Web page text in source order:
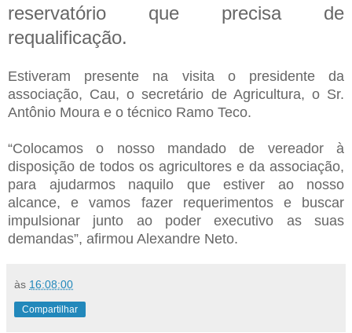
reservatório que precisa de
requalificação.
Estiveram presente na visita o presidente da
associação, Cau, o secretário de Agricultura, o Sr.
Antônio Moura e o técnico Ramo Teco.
“Colocamos o nosso mandado de vereador à
disposição de todos os agricultores e da associação,
para ajudarmos naquilo que estiver ao nosso
alcance, e vamos fazer requerimentos e buscar
impulsionar junto ao poder executivo as suas
demandas”, afirmou Alexandre Neto.
às 16:08:00
Compartilhar